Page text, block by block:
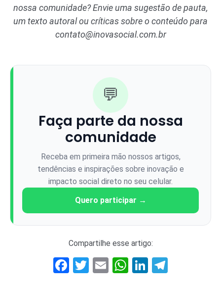
nossa comunidade? Envie uma sugestão de pauta,
um texto autoral ou críticas sobre o conteúdo para
contato@inovasocial.com.br
💬
Faça parte da nossa
comunidade
Receba em primeira mão nossos artigos,
tendências e inspirações sobre inovação e
impacto social direto no seu celular.
Quero participar →
Compartilhe esse artigo:
Facebook
Twitter
EmailWhatsApp
LinkedIn